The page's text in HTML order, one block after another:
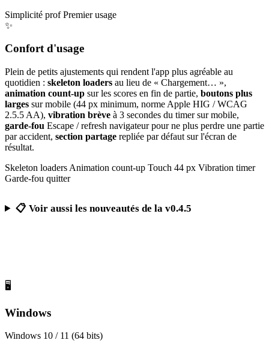
Simplicité prof Premier usage
✨
Confort d'usage
Plein de petits ajustements qui rendent l'app plus agréable au
quotidien : skeleton loaders au lieu de « Chargement… »,
animation count-up sur les scores en fin de partie, boutons plus
larges sur mobile (44 px minimum, norme Apple HIG / WCAG
2.5.5 AA), vibration brève à 3 secondes du timer sur mobile,
garde-fou Escape / refresh navigateur pour ne plus perdre une partie
par accident, section partage repliée par défaut sur l'écran de
résultat.
Skeleton loaders Animation count-up Touch 44 px Vibration timer
Garde-fou quitter
📋 Voir aussi les nouveautés de la v0.4.5
🖥️
Windows
Windows 10 / 11 (64 bits)